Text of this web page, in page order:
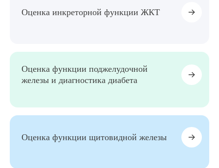
Оценка инкреторной функции ЖКТ
Оценка функции поджелудочной
железы и диагностика диабета
Оценка функции щитовидной железы
Выберите сопутствующую услугу